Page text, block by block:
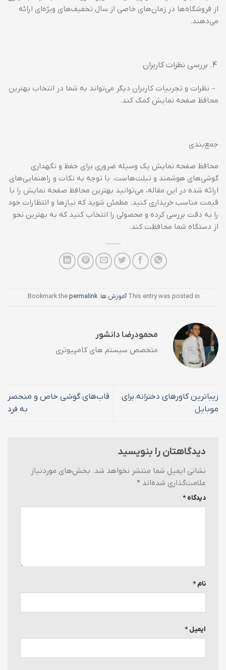
از فروشگاه‌ها در زمان‌های خاصی از سال تخفیف‌های ویژه‌ای ارائه
می‌دهند.
بررسی نظرات کاربران
– نظرات و تجربیات کاربران دیگر می‌تواند به شما در انتخاب بهترین
محافظ صفحه نمایش کمک کند.
جمع‌بندی
محافظ صفحه نمایش یک وسیله ضروری برای حفظ و نگهداری
گوشی‌های هوشمند و تبلت‌هاست. با توجه به نکات و راهنمایی‌های
ارائه شده در این مقاله، می‌توانید بهترین محافظ صفحه نمایش را با
قیمت مناسب خریداری کنید. مطمئن شوید که نیازها و انتظارات خود
را به دقت بررسی کرده و محصولی را انتخاب کنید که به بهترین نحو
از دستگاه شما محافظت کند.
This entry was posted in آموزش ها. Bookmark the
permalink
.
محمودرضا دانشور
متخصص سیستم های کامپیوتری
زیباترین کاورهای دخترانه برای
موبایل
قاب‌های گوشی خاص و منحصر
به فرد
دیدگاهتان را بنویسید
نشانی ایمیل شما منتشر نخواهد شد. بخش‌های موردنیاز
علامت‌گذاری شده‌اند *
دیدگاه*
نام*
ایمیل*